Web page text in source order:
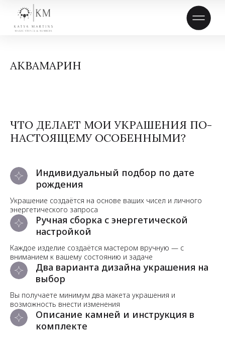
АКВАМАРИН
ЧТО ДЕЛАЕТ МОИ УКРАШЕНИЯ ПО-
НАСТОЯЩЕМУ ОСОБЕННЫМИ?
Индивидуальный подбор по дате
рождения
Украшение создаётся на основе ваших чисел и личного
энергетического запроса
Ручная сборка с энергетической
настройкой
Каждое изделие создаётся мастером вручную — с
вниманием к вашему состоянию и задаче
Два варианта дизайна украшения на
выбор
Вы получаете минимум два макета украшения и
возможность внести изменения
Описание камней и инструкция в
комплекте